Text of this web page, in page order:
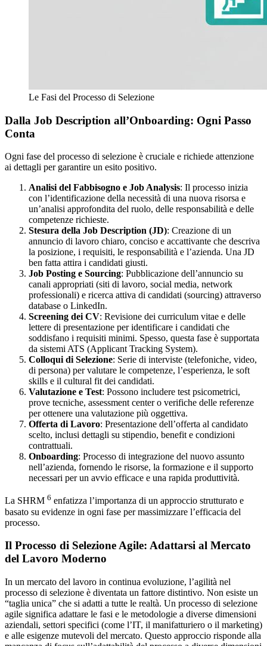
Le Fasi del Processo di Selezione
Dalla Job Description all’Onboarding: Ogni Passo
Conta
Ogni fase del processo di selezione è cruciale e richiede attenzione
ai dettagli per garantire un esito positivo.
Analisi del Fabbisogno e Job Analysis: Il processo inizia
con l’identificazione della necessità di una nuova risorsa e
un’analisi approfondita del ruolo, delle responsabilità e delle
competenze richieste.
Stesura della Job Description (JD): Creazione di un
annuncio di lavoro chiaro, conciso e accattivante che descriva
la posizione, i requisiti, le responsabilità e l’azienda. Una JD
ben fatta attira i candidati giusti.
Job Posting e Sourcing: Pubblicazione dell’annuncio su
canali appropriati (siti di lavoro, social media, network
professionali) e ricerca attiva di candidati (sourcing) attraverso
database o LinkedIn.
Screening dei CV: Revisione dei curriculum vitae e delle
lettere di presentazione per identificare i candidati che
soddisfano i requisiti minimi. Spesso, questa fase è supportata
da sistemi ATS (Applicant Tracking System).
Colloqui di Selezione: Serie di interviste (telefoniche, video,
di persona) per valutare le competenze, l’esperienza, le soft
skills e il cultural fit dei candidati.
Valutazione e Test: Possono includere test psicometrici,
prove tecniche, assessment center o verifiche delle referenze
per ottenere una valutazione più oggettiva.
Offerta di Lavoro: Presentazione dell’offerta al candidato
scelto, inclusi dettagli su stipendio, benefit e condizioni
contrattuali.
Onboarding: Processo di integrazione del nuovo assunto
nell’azienda, fornendo le risorse, la formazione e il supporto
necessari per un avvio efficace e una rapida produttività.
La SHRM 6 enfatizza l’importanza di un approccio strutturato e
basato su evidenze in ogni fase per massimizzare l’efficacia del
processo.
Il Processo di Selezione Agile: Adattarsi al Mercato
del Lavoro Moderno
In un mercato del lavoro in continua evoluzione, l’agilità nel
processo di selezione è diventata un fattore distintivo. Non esiste un
“taglia unica” che si adatti a tutte le realtà. Un processo di selezione
agile significa adattare le fasi e le metodologie a diverse dimensioni
aziendali, settori specifici (come l’IT, il manifatturiero o il marketing)
e alle esigenze mutevoli del mercato. Questo approccio risponde alla